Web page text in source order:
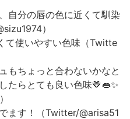
自分の唇の色に近くて馴染
）
て使いやすい色味（Twitte
もちょっと合わないかなと
たらとても良い色味🤎👄✨
ます！（Twitter/@arisa51